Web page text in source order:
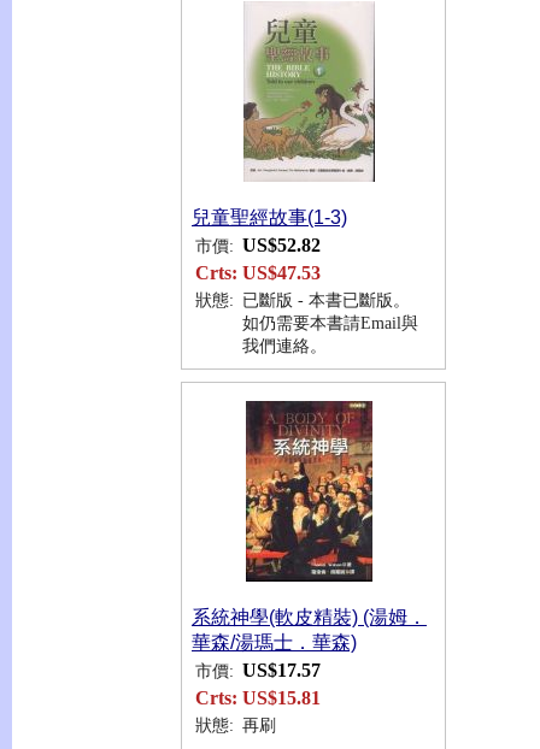
兒童聖經故事(1-3)
市價: US$52.82
Crts: US$47.53
狀態: 已斷版 - 本書已斷版。
如仍需要本書請Email與
我們連絡。
系統神學(軟皮精裝) (湯姆．
華森/湯瑪士．華森)
市價: US$17.57
Crts: US$15.81
狀態: 再刷